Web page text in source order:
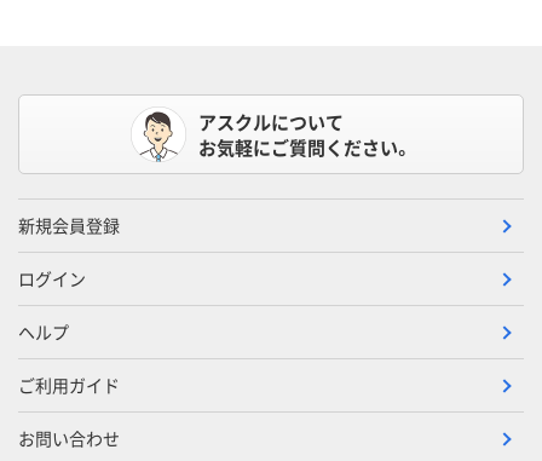
アスクルについて
お気軽にご質問ください。
新規会員登録
ログイン
ヘルプ
ご利用ガイド
お問い合わせ